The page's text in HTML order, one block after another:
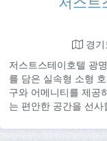
경
저스트스테이호텔 광
를 담은 실속형 소형
구와 어메니티를 제공
는 편안한 공간을 선사